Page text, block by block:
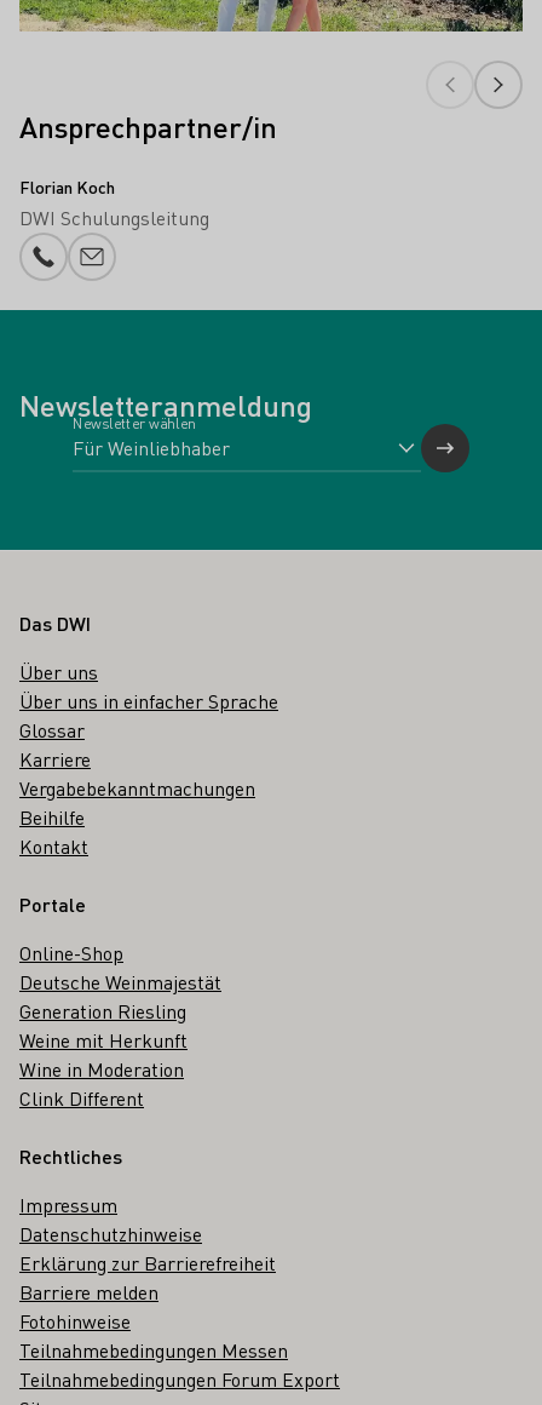
Ansprechpartner/in
Florian Koch
DWI Schulungsleitung
Telefonnummer
E-Mail-Adresse
Newsletteranmeldung
Newsletter wählen
Fußbereich
Das DWI
Über uns
Über uns in einfacher Sprache
Glossar
Karriere
Vergabebekanntmachungen
Beihilfe
Kontakt
Portale
Online-Shop
Deutsche Weinmajestät
Generation Riesling
Weine mit Herkunft
Wine in Moderation
Clink Different
Rechtliches
Impressum
Datenschutzhinweise
Erklärung zur Barrierefreiheit
Barriere melden
Fotohinweise
Teilnahmebedingungen Messen
Teilnahmebedingungen Forum Export